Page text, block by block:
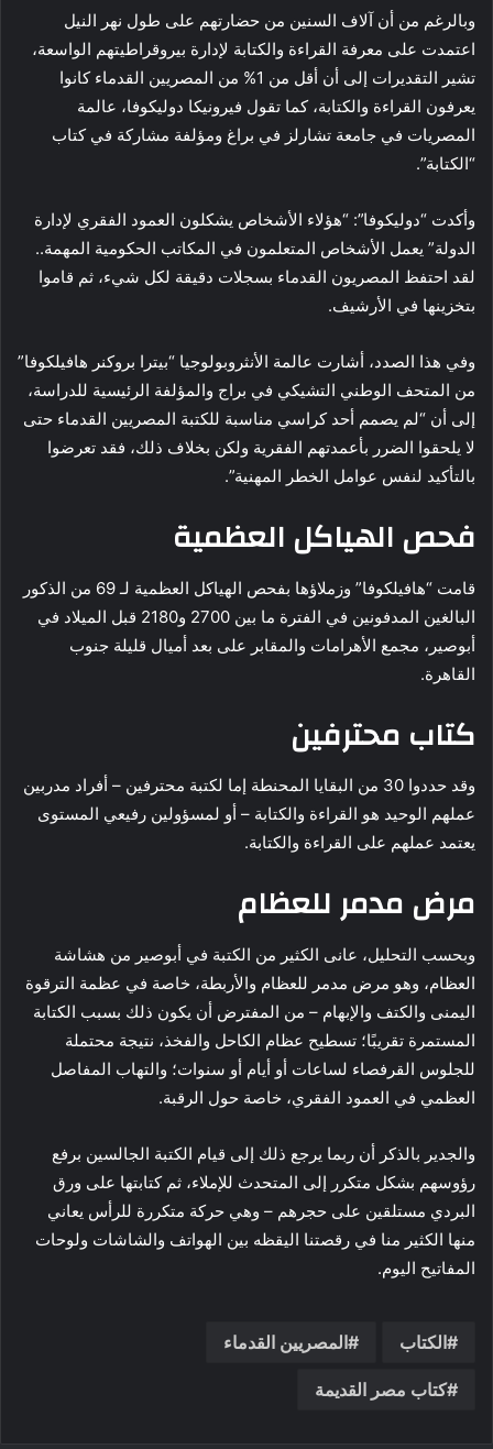
وبالرغم من أن آلاف السنين من حضارتهم على طول نهر النيل
اعتمدت على معرفة القراءة والكتابة لإدارة بيروقراطيتهم الواسعة،
تشير التقديرات إلى أن أقل من 1% من المصريين القدماء كانوا
يعرفون القراءة والكتابة، كما تقول فيرونيكا دوليكوفا، عالمة
المصريات في جامعة تشارلز في براغ ومؤلفة مشاركة في كتاب
“الكتابة”.
وأكدت “دوليكوفا”: “هؤلاء الأشخاص يشكلون العمود الفقري لإدارة
الدولة” يعمل الأشخاص المتعلمون في المكاتب الحكومية المهمة..
لقد احتفظ المصريون القدماء بسجلات دقيقة لكل شيء، ثم قاموا
بتخزينها في الأرشيف.
وفي هذا الصدد، أشارت عالمة الأنثروبولوجيا “بيترا بروكنر هافيلكوفا”
من المتحف الوطني التشيكي في براج والمؤلفة الرئيسية للدراسة،
إلى أن “لم يصمم أحد كراسي مناسبة للكتبة المصريين القدماء حتى
لا يلحقوا الضرر بأعمدتهم الفقرية ولكن بخلاف ذلك، فقد تعرضوا
بالتأكيد لنفس عوامل الخطر المهنية”.
فحص الهياكل العظمية
قامت “هافيلكوفا” وزملاؤها بفحص الهياكل العظمية لـ 69 من الذكور
البالغين المدفونين في الفترة ما بين 2700 و2180 قبل الميلاد في
أبوصير، مجمع الأهرامات والمقابر على بعد أميال قليلة جنوب
القاهرة.
كتاب محترفين
وقد حددوا 30 من البقايا المحنطة إما لكتبة محترفين – أفراد مدربين
عملهم الوحيد هو القراءة والكتابة – أو لمسؤولين رفيعي المستوى
يعتمد عملهم على القراءة والكتابة.
مرض مدمر للعظام
وبحسب التحليل، عانى الكثير من الكتبة في أبوصير من هشاشة
العظام، وهو مرض مدمر للعظام والأربطة، خاصة في عظمة الترقوة
اليمنى والكتف والإبهام – من المفترض أن يكون ذلك بسبب الكتابة
المستمرة تقريبًا؛ تسطيح عظام الكاحل والفخذ، نتيجة محتملة
للجلوس القرفصاء لساعات أو أيام أو سنوات؛ والتهاب المفاصل
العظمي في العمود الفقري، خاصة حول الرقبة.
والجدير بالذكر أن ربما يرجع ذلك إلى قيام الكتبة الجالسين برفع
رؤوسهم بشكل متكرر إلى المتحدث للإملاء، ثم كتابتها على ورق
البردي مستلقين على حجرهم – وهي حركة متكررة للرأس يعاني
منها الكثير منا في رقصتنا اليقظه بين الهواتف والشاشات ولوحات
المفاتيح اليوم.
الكتاب المصريين القدماء
كتاب مصر القديمة